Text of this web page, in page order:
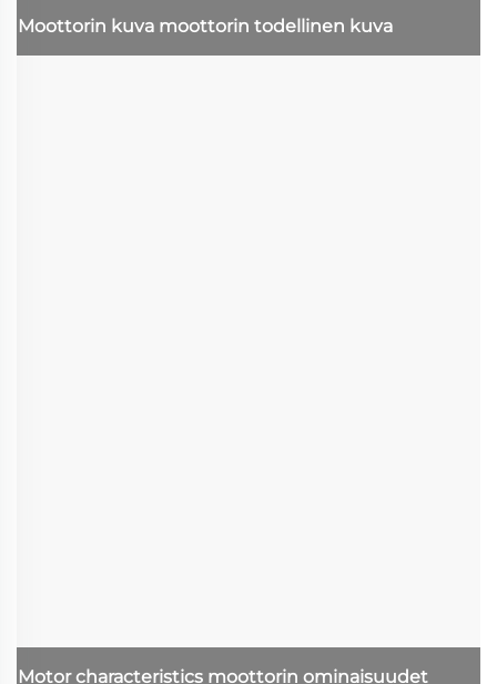
Moottorin kuva moottorin todellinen kuva
Motor characteristics moottorin ominaisuudet